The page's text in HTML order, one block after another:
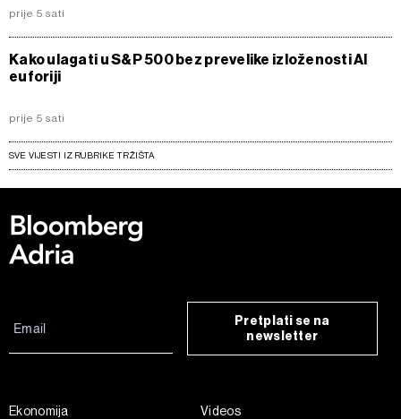
prije 5 sati
Kako ulagati u S&P 500 bez prevelike izloženosti AI
euforiji
prije 5 sati
SVE VIJESTI IZ RUBRIKE TRŽIŠTA
Pretplati se na
newsletter
Ekonomija
Videos